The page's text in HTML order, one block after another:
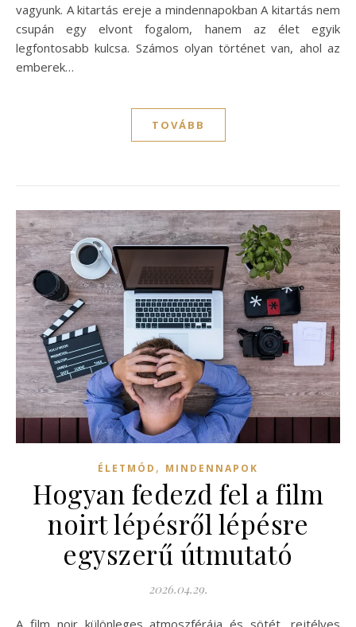
vagyunk. A kitartás ereje a mindennapokban A kitartás nem
csupán egy elvont fogalom, hanem az élet egyik
legfontosabb kulcsa. Számos olyan történet van, ahol az
emberek…
TOVÁBB
ÉLETMÓD , MINDENNAPOK
Hogyan fedezd fel a film
noirt lépésről lépésre
egyszerű útmutató
2026.04.29.
A film noir különleges atmoszférája és sötét, rejtélyes